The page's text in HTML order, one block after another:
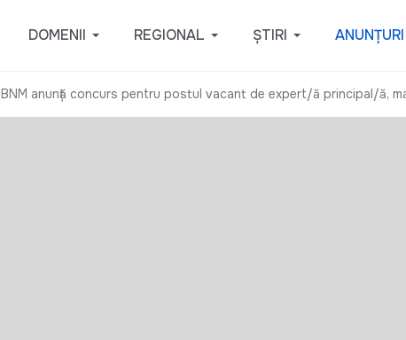
DOMENII REGIONAL ȘTIRI ANUNȚURI
BNM anunță concurs pentru postul vacant de expert/ă principal/ă,